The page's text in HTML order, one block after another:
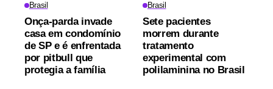
Brasil
Onça-parda invade
casa em condomínio
de SP e é enfrentada
por pitbull que
protegia a família
Brasil
Sete pacientes
morrem durante
tratamento
experimental com
polilaminina no Brasil